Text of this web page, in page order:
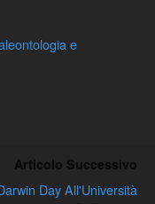
e
Articolo Successivo
Day All'Università